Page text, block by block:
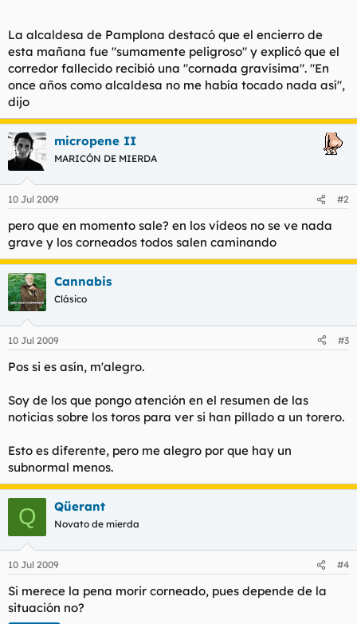
La alcaldesa de Pamplona destacó que el encierro de
esta mañana fue "sumamente peligroso" y explicó que el
corredor fallecido recibió una "cornada gravísima". "En
once años como alcaldesa no me había tocado nada así",
dijo
micropene II
MARICÓN DE MIERDA
10 Jul 2009 #2
pero que en momento sale? en los vídeos no se ve nada
grave y los corneados todos salen caminando
Cannabis
Clásico
10 Jul 2009 #3
Pos si es asín, m'alegro.
Soy de los que pongo atención en el resumen de las
noticias sobre los toros para ver si han pillado a un torero.
Esto es diferente, pero me alegro por que hay un
subnormal menos.
Q Qüerant
Novato de mierda
10 Jul 2009 #4
Si merece la pena morir corneado, pues depende de la
situación no?